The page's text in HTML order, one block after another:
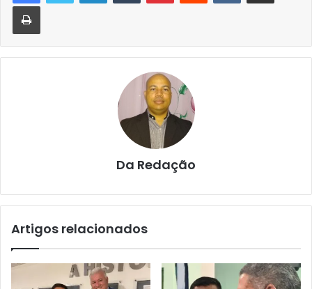
Imprimir
Da Redação
Artigos relacionados